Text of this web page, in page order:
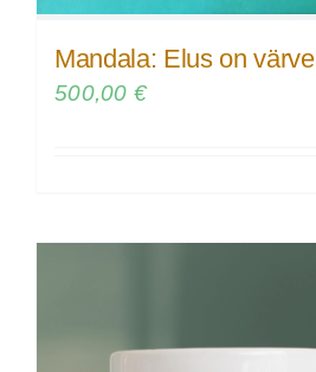
Mandala: Elus on värve
500,00 €